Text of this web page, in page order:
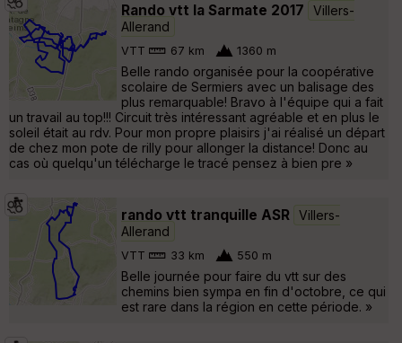
Rando vtt la Sarmate 2017
Villers-
Allerand
VTT 67 km 1360 m
Belle rando organisée pour la coopérative
scolaire de Sermiers avec un balisage des
plus remarquable! Bravo à l'équipe qui a fait
un travail au top!!! Circuit très intéressant agréable et en plus le
soleil était au rdv. Pour mon propre plaisirs j'ai réalisé un départ
de chez mon pote de rilly pour allonger la distance! Donc au
cas où quelqu'un télécharge le tracé pensez à bien pre »
rando vtt tranquille ASR Villers-
Allerand
VTT 33 km 550 m
Belle journée pour faire du vtt sur des
chemins bien sympa en fin d'octobre, ce qui
est rare dans la région en cette période. »